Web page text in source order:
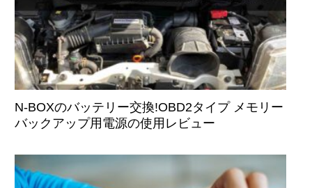
N-BOXのバッテリー交換!OBD2タイプ メモリー
バックアップ用電源の使用レビュー